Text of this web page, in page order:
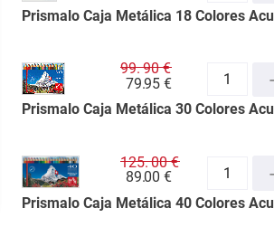
Prismalo Caja Metálica 18 Colores
Prismalo Caja Metálica 30 Colores
99.90 €
79.95 €
Prismalo Caja Metálica 40 Colores
125.00 €
89.00 €